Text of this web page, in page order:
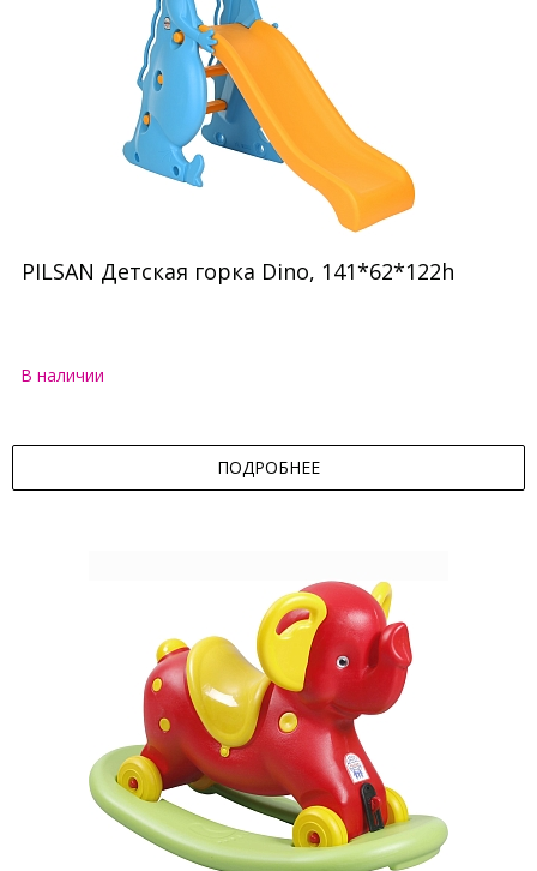
PILSAN Детская горка Dino, 141*62*122h
В наличии
ПОДРОБНЕЕ